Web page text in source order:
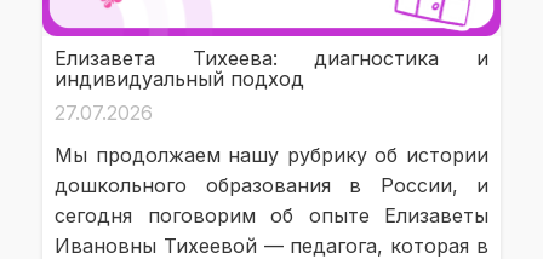
Елизавета Тихеева: диагностика и
индивидуальный подход
27.07.2026
Мы продолжаем нашу рубрику об истории
дошкольного образования в России, и
сегодня поговорим об опыте Елизаветы
Ивановны Тихеевой — педагога, которая в